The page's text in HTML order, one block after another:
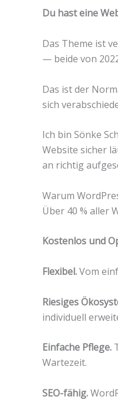
Du hast eine
Das Theme ist
— beide von
Das ist der
sich
Ich bin Sönke
Website sicher
an richtig
Warum
Über 40 % aller
Kostenlos und
Flexibel.Vom
Riesiges
individuell
Einfache Pflege.
Wartezeit.
SEO-fähig.